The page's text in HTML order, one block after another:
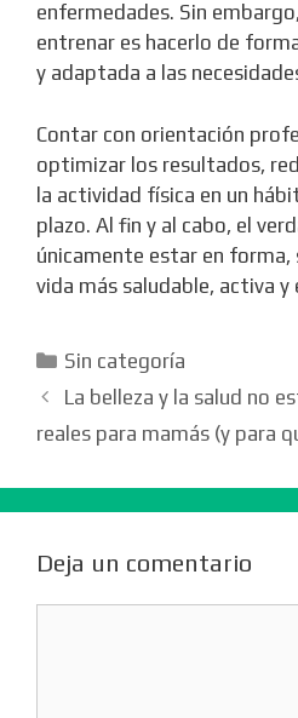
enfermedades. Sin
entrenar es hacerlo de
y adaptada a las
Contar con orientación
optimizar los resultados,
la actividad física en un
plazo. Al fin y al cabo, el
únicamente estar en
vida más saludable, activa y
Categorías
Sin categoría
La belleza y la salud no
reales para mamás (y para
Deja un comentario